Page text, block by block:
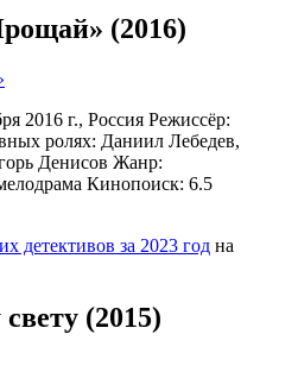
(2016)
2016 г., Россия Режиссёр:
ролях: Даниил Лебедев,
Денисов Жанр:
Кинопоиск: 6.5
детективов за 2023 год на
(2015)